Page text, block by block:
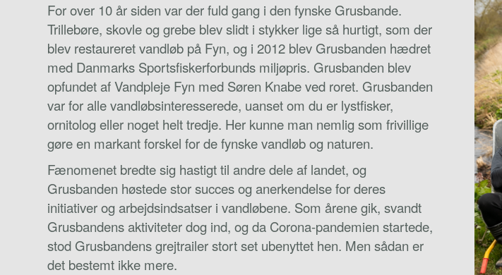
For over 10 år siden var der fuld gang i den fynske Grusbande.
Trillebøre, skovle og grebe blev slidt i stykker lige så hurtigt, som der
blev restaureret vandløb på Fyn, og i 2012 blev Grusbanden hædret
med Danmarks Sportsfiskerforbunds miljøpris. Grusbanden blev
opfundet af Vandpleje Fyn med Søren Knabe ved roret. Grusbanden
var for alle vandløbsinteresserede, uanset om du er lystfisker,
ornitolog eller noget helt tredje. Her kunne man nemlig som frivillige
gøre en markant forskel for de fynske vandløb og naturen.
Fænomenet bredte sig hastigt til andre dele af landet, og
Grusbanden høstede stor succes og anerkendelse for deres
initiativer og arbejdsindsatser i vandløbene. Som årene gik, svandt
Grusbandens aktiviteter dog ind, og da Corona-pandemien startede,
stod Grusbandens grejtrailer stort set ubenyttet hen. Men sådan er
det bestemt ikke mere.